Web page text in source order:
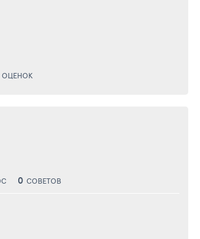
ОЦЕНОК
0 СОВЕТОВ